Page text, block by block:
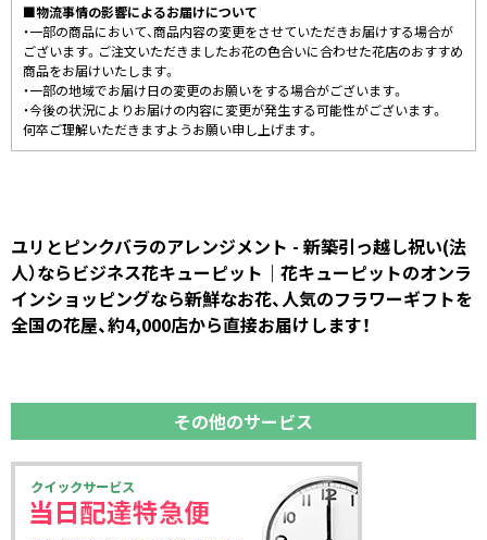
■物流事情の影響によるお届けについて
・一部の商品において、商品内容の変更をさせていただきお届けする場合が
ございます。ご注文いただきましたお花の色合いに合わせた花店のおすすめ
商品をお届けいたします。
・一部の地域でお届け日の変更のお願いをする場合がございます。
・今後の状況によりお届けの内容に変更が発生する可能性がございます。
何卒ご理解いただきますようお願い申し上げます。
ユリとピンクバラのアレンジメント - 新築引っ越し祝い(法
人）ならビジネス花キューピット｜花キューピットのオンラ
インショッピングなら新鮮なお花、人気のフラワーギフトを
全国の花屋、約4,000店から直接お届けします！
その他のサービス